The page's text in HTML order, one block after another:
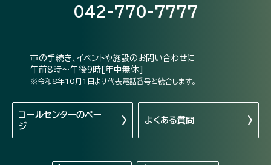
042-770-7777
市の手続き、イベントや施設のお問い合わせに
午前8時～午後9時[年中無休]
※令和8年10月1日より代表電話番号と統合します。
コールセンターのペー
ジ
よくある質問